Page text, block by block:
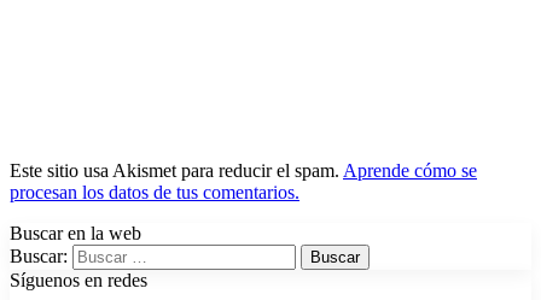
Este sitio usa Akismet para reducir el spam. Aprende cómo se
procesan los datos de tus comentarios.
Buscar en la web
Buscar:
Síguenos en redes